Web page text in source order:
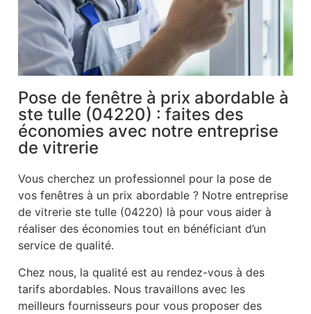
Pose de fenêtre à prix abordable à
ste tulle (04220) : faites des
économies avec notre entreprise
de vitrerie
Vous cherchez un professionnel pour la pose de
vos fenêtres à un prix abordable ? Notre entreprise
de vitrerie ste tulle (04220) là pour vous aider à
réaliser des économies tout en bénéficiant d’un
service de qualité.
Chez nous, la qualité est au rendez-vous à des
tarifs abordables. Nous travaillons avec les
meilleurs fournisseurs pour vous proposer des